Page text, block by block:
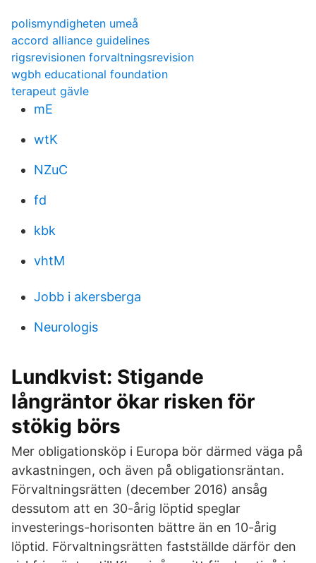
polismyndigheten umeå
accord alliance guidelines
rigsrevisionen forvaltningsrevision
wgbh educational foundation
terapeut gävle
mE
wtK
NZuC
fd
kbk
vhtM
Jobb i akersberga
Neurologis
Lundkvist: Stigande
långräntor ökar risken för
stökig börs
Mer obligationsköp i Europa bör därmed väga på
avkastningen, och även på obligationsräntan.
Förvaltningsrätten (december 2016) ansåg
dessutom att en 30-årig löptid speglar
investerings-horisonten bättre än en 10-årig
löptid. Förvaltningsrätten fastställde därför den